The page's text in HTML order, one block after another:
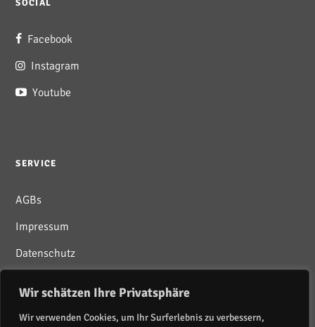
Wir schätzen Ihre Privatsphäre
Wir verwenden Cookies, um Ihr Surferlebnis zu verbessern,
SOCIAL
Facebook
Instagram
Youtube
SERVICE
AGBs
Impressum
Datenschutz